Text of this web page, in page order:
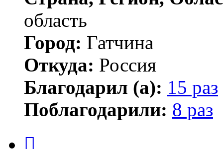
область
Город: Гатчина
Откуда: Россия
Благодарил (а): 15 раз
Поблагодарили: 8 раз